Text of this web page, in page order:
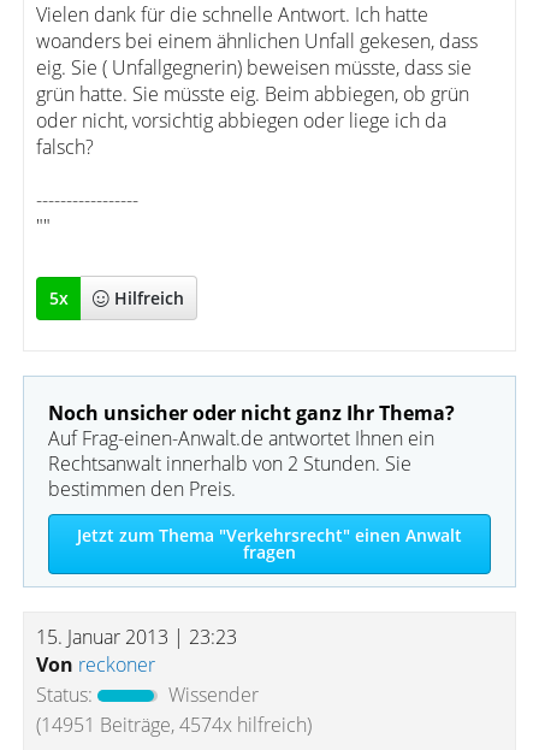
Vielen dank für die schnelle Antwort. Ich hatte
woanders bei einem ähnlichen Unfall gekesen, dass
eig. Sie ( Unfallgegnerin) beweisen müsste, dass sie
grün hatte. Sie müsste eig. Beim abbiegen, ob grün
oder nicht, vorsichtig abbiegen oder liege ich da
falsch?
-----------------
""
5x Hilfreich
Noch unsicher oder nicht ganz Ihr Thema?
Auf Frag-einen-Anwalt.de antwortet Ihnen ein
Rechtsanwalt innerhalb von 2 Stunden. Sie
bestimmen den Preis.
Jetzt zum Thema "Verkehrsrecht" einen Anwalt
fragen
15. Januar 2013 | 23:23
Von reckoner
Status:
Wissender
(14951 Beiträge, 4574x hilfreich)